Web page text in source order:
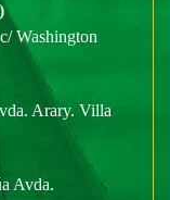
Washington
Arary. Villa
Avda.